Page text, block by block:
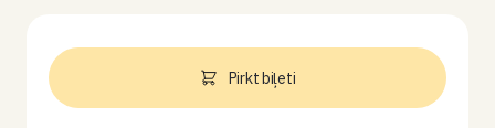
Pirkt biļeti